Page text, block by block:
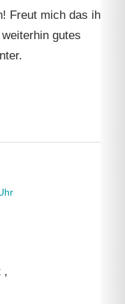
Freut mich das ihr
gutes
,